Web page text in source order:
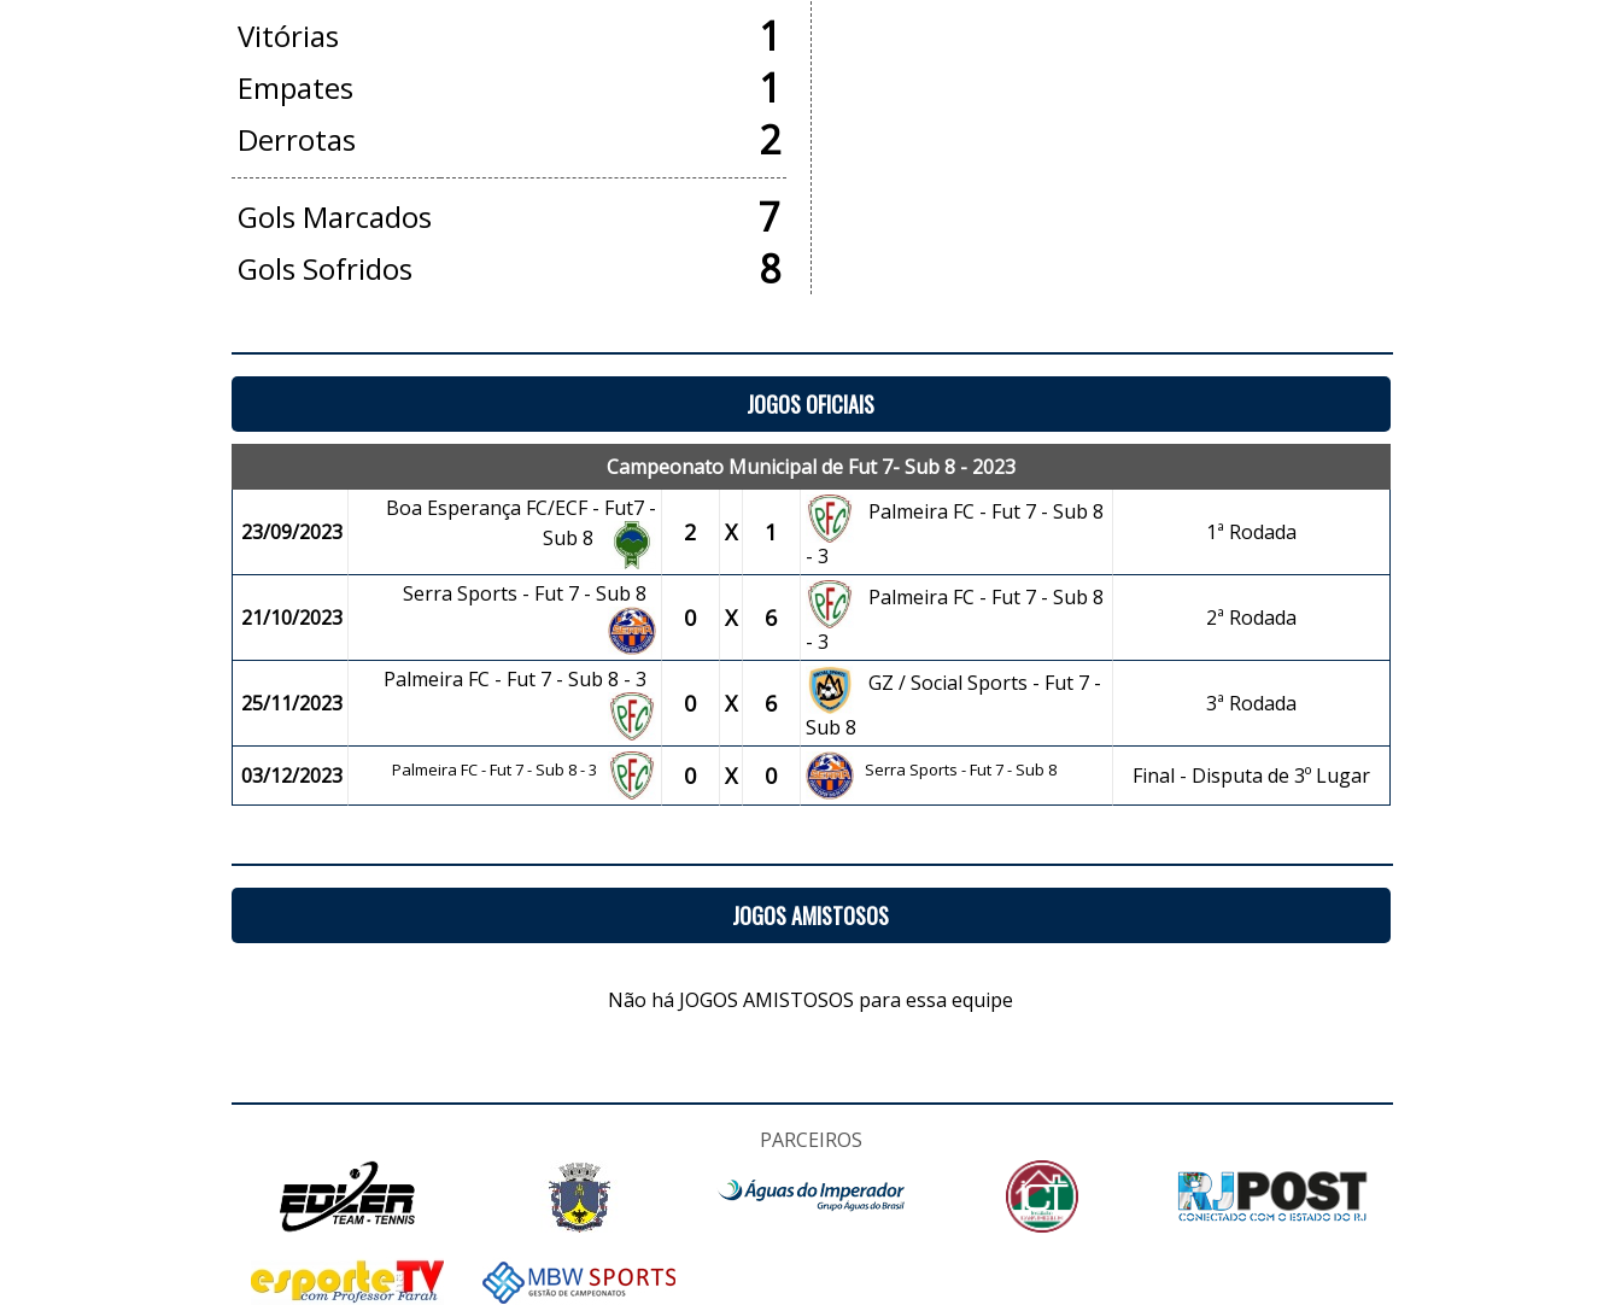
Vitórias 1
Empates 1
Derrotas 2
Gols Marcados 7
Gols Sofridos 8
JOGOS OFICIAIS
Campeonato Municipal de Fut 7- Sub 8 - 2023
23/09/2023
Boa Esperança FC/ECF - Fut7 -
Sub 8
2 X 1
Palmeira FC - Fut 7 - Sub 8
- 3
1ª Rodada
21/10/2023
Serra Sports - Fut 7 - Sub 8
0 X 6
Palmeira FC - Fut 7 - Sub 8
- 3
2ª Rodada
25/11/2023
Palmeira FC - Fut 7 - Sub 8 - 3
0 X 6
GZ / Social Sports - Fut 7 -
Sub 8
3ª Rodada
03/12/2023 Palmeira FC - Fut 7 - Sub 8 - 3 0 X 0 Serra Sports - Fut 7 - Sub 8 Final - Disputa de 3º Lugar
JOGOS AMISTOSOS
Não há JOGOS AMISTOSOS para essa equipe
PARCEIROS